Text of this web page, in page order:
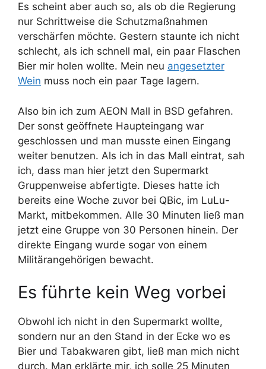
Es scheint aber auch so, als ob die Regierung
nur Schrittweise die Schutzmaßnahmen
verschärfen möchte. Gestern staunte ich nicht
schlecht, als ich schnell mal, ein paar Flaschen
Bier mir holen wollte. Mein neu angesetzter
Wein muss noch ein paar Tage lagern.
Also bin ich zum AEON Mall in BSD gefahren.
Der sonst geöffnete Haupteingang war
geschlossen und man musste einen Eingang
weiter benutzen. Als ich in das Mall eintrat, sah
ich, dass man hier jetzt den Supermarkt
Gruppenweise abfertigte. Dieses hatte ich
bereits eine Woche zuvor bei QBic, im LuLu-
Markt, mitbekommen. Alle 30 Minuten ließ man
jetzt eine Gruppe von 30 Personen hinein. Der
direkte Eingang wurde sogar von einem
Militärangehörigen bewacht.
Es führte kein Weg vorbei
Obwohl ich nicht in den Supermarkt wollte,
sondern nur an den Stand in der Ecke wo es
Bier und Tabakwaren gibt, ließ man mich nicht
durch. Man erklärte mir, ich solle 25 Minuten